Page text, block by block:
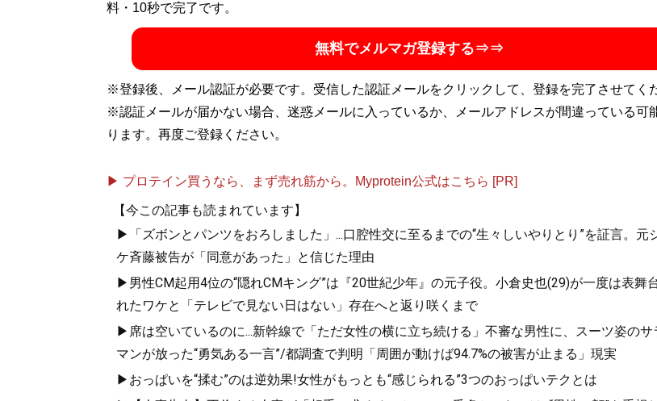
料・10秒で完了です。
無料でメルマガ登録する⇒⇒
※登録後、メール認証が必要です。受信した認証メールをクリックして、登録を完了させてく
※認証メールが届かない場合、迷惑メールに入っているか、メールアドレスが間違っている可
ります。再度ご登録ください。
▶ プロテイン買うなら、まず売れ筋から。Myprotein公式はこちら [PR]
【今この記事も読まれています】
▶「ズボンとパンツをおろしました」...口腔性交に至るまでの“生々しいやりとり”を証言。元
ケ斉藤被告が「同意があった」と信じた理由
▶男性CM起用4位の“隠れCMキング”は『20世紀少年』の元子役。小倉史也(29)が一度は表舞
れたワケと「テレビで見ない日はない」存在へと返り咲くまで
▶席は空いているのに...新幹線で「ただ女性の横に立ち続ける」不審な男性に、スーツ姿のサ
マンが放った“勇気ある一言”/都調査で判明「周囲が動けば94.7%の被害が止まる」現実
▶おっぱいを“揉む”のは逆効果!女性がもっとも“感じられる”3つのおっぱいテクとは